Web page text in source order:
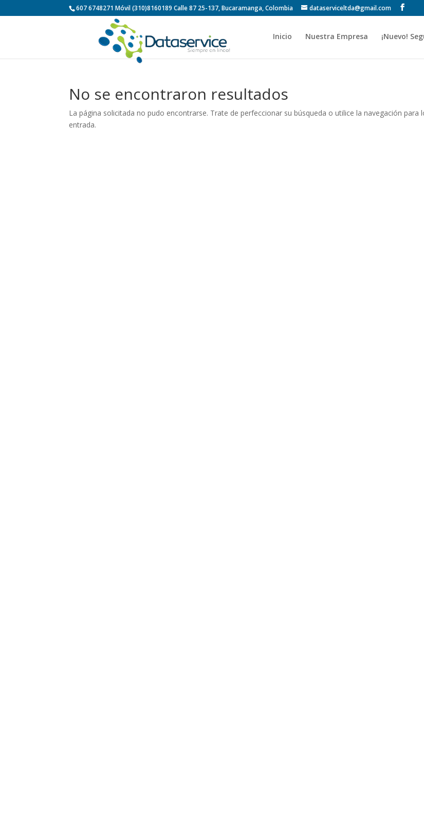
607 6748271 Móvil (310)8160189 Calle 87 25-137, Bucaramanga, Colombia dataserviceltda@gmail.com
Inicio Nuestra Empresa ¡Nuevo!
No se encontraron resultados
La página solicitada no pudo encontrarse. Trate de perfeccionar su búsqueda o utilice la navegación para
entrada.